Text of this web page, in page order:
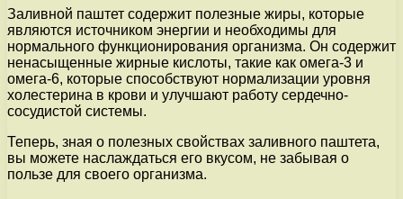
Заливной паштет содержит полезные жиры, которые
являются источником энергии и необходимы для
нормального функционирования организма. Он содержит
ненасыщенные жирные кислоты, такие как омега-3 и
омега-6, которые способствуют нормализации уровня
холестерина в крови и улучшают работу сердечно-
сосудистой системы.
Теперь, зная о полезных свойствах заливного паштета,
вы можете наслаждаться его вкусом, не забывая о
пользе для своего организма.